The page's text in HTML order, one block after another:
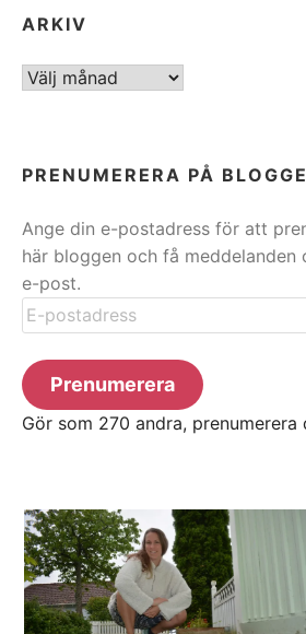
ARKIV
ARKIV
PRENUMERERA PÅ
Ange din e-postadress för att
här bloggen och få meddelanden
e-post.
E-
postadress
Prenumerera
Gör som 270 andra, prenumerera